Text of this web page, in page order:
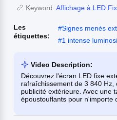
Keyword: Affichage à LED
Les
étiquettes:
#Signes menés
#1 intense
Video Description:
Découvrez l'écran LED fixe
rafraîchissement de 3 840
publicité extérieure. Avec une
époustouflants pour n'importe